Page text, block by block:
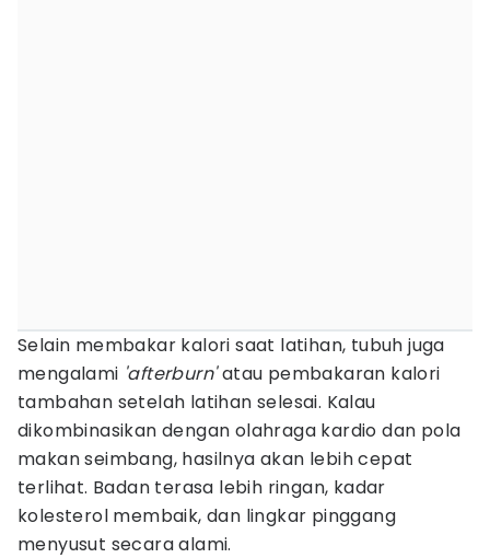
Selain membakar kalori saat latihan, tubuh juga
mengalami 'afterburn'atau pembakaran kalori
tambahan setelah latihan selesai. Kalau
dikombinasikan dengan olahraga kardio dan pola
makan seimbang, hasilnya akan lebih cepat
terlihat. Badan terasa lebih ringan, kadar
kolesterol membaik, dan lingkar pinggang
menyusut secara alami.